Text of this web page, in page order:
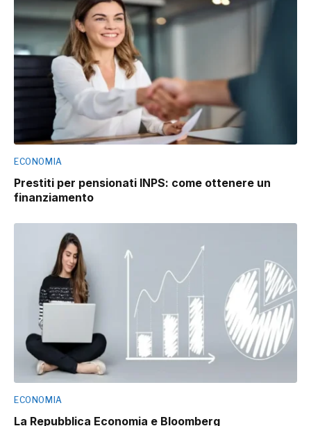
ECONOMIA
Prestiti per pensionati INPS: come ottenere un
finanziamento
ECONOMIA
La Repubblica Economia e Bloomberg